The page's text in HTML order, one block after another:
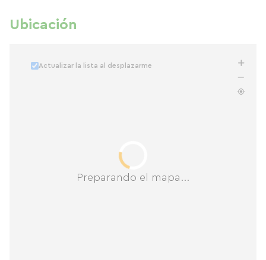
Ubicación
Preparando el mapa...
Actualizar la lista al desplazarme